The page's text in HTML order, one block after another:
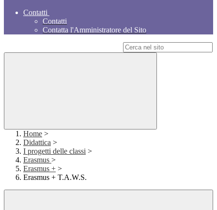
Contatti
Contatti
Contatta l'Amministratore del Sito
Home >
Didattica >
I progetti delle classi >
Erasmus >
Erasmus + >
Erasmus + T.A.W.S.